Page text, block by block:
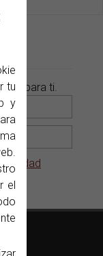
tu
y
el
para ti.